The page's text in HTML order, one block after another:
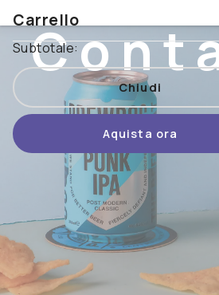
Carrello
Subtotale:
Chiudi
Aquista ora